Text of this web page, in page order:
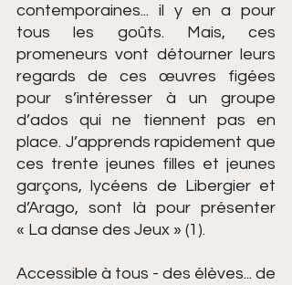
contemporaines... il y en a pour
tous les goûts. Mais, ces
promeneurs vont détourner leurs
regards de ces œuvres figées
pour s’intéresser à un groupe
d’ados qui ne tiennent pas en
place. J’apprends rapidement que
ces trente jeunes filles et jeunes
garçons, lycéens de Libergier et
d’Arago, sont là pour présenter
« La danse des Jeux » (1).
Accessible à tous - des élèves... de